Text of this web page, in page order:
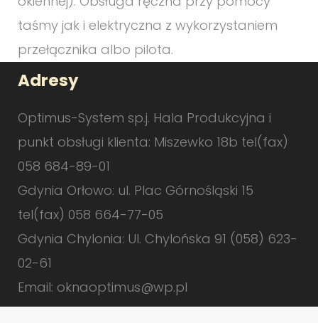
taśmy jak i elektryczna z wykorzystaniem
przełącznika albo pilota.
Adresy
Optimus-System sp.j. Hala Produkcyjna i
punkt obsługi klienta: Miszewko 18b tel(fax)
058 684-89-01
Gdynia Orłowo: ul. Plac Górnośląski 15
tel(fax) 058 664-77-05
Gdynia Chylonia: Ul. Chylońska 91 (058) 623-
02-61
Email: oknaoptimus@wp.pl